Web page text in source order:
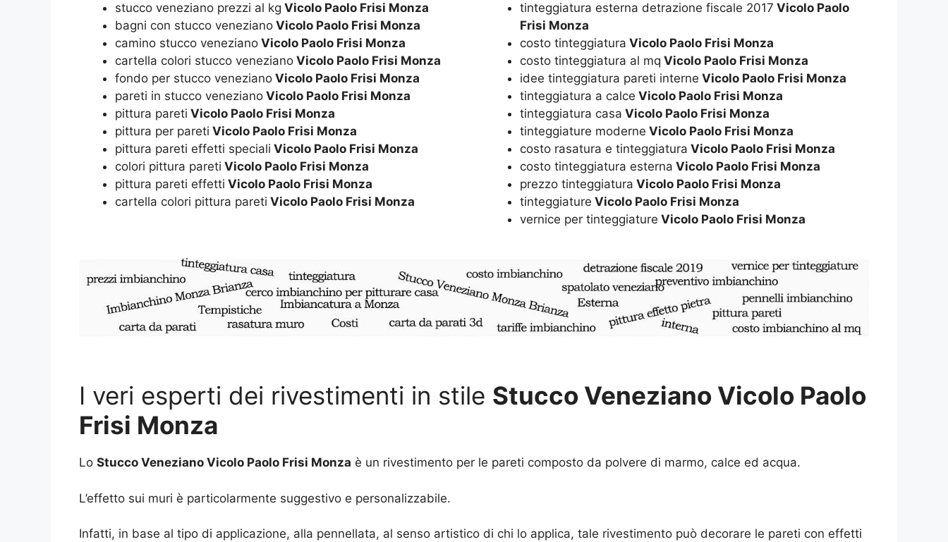
stucco veneziano prezzi al kg Vicolo Paolo Frisi Monza
bagni con stucco veneziano Vicolo Paolo Frisi Monza
camino stucco veneziano Vicolo Paolo Frisi Monza
cartella colori stucco veneziano Vicolo Paolo Frisi Monza
fondo per stucco veneziano Vicolo Paolo Frisi Monza
pareti in stucco veneziano Vicolo Paolo Frisi Monza
pittura pareti Vicolo Paolo Frisi Monza
pittura per pareti Vicolo Paolo Frisi Monza
pittura pareti effetti speciali Vicolo Paolo Frisi Monza
colori pittura pareti Vicolo Paolo Frisi Monza
pittura pareti effetti Vicolo Paolo Frisi Monza
cartella colori pittura pareti Vicolo Paolo Frisi Monza
tinteggiatura esterna detrazione fiscale 2017 Vicolo Paolo
Frisi Monza
costo tinteggiatura Vicolo Paolo Frisi Monza
costo tinteggiatura al mq Vicolo Paolo Frisi Monza
idee tinteggiatura pareti interne Vicolo Paolo Frisi Monza
tinteggiatura a calce Vicolo Paolo Frisi Monza
tinteggiatura casa Vicolo Paolo Frisi Monza
tinteggiature moderne Vicolo Paolo Frisi Monza
costo rasatura e tinteggiatura Vicolo Paolo Frisi Monza
costo tinteggiatura esterna Vicolo Paolo Frisi Monza
prezzo tinteggiatura Vicolo Paolo Frisi Monza
tinteggiature Vicolo Paolo Frisi Monza
vernice per tinteggiature Vicolo Paolo Frisi Monza
I veri esperti dei rivestimenti in stile Stucco Veneziano Vicolo Paolo
Frisi Monza
Lo Stucco Veneziano Vicolo Paolo Frisi Monza è un rivestimento per le pareti composto da polvere di marmo, calce ed acqua.
L’effetto sui muri è particolarmente suggestivo e personalizzabile.
Infatti, in base al tipo di applicazione, alla pennellata, al senso artistico di chi lo applica, tale rivestimento può decorare le pareti con effetti